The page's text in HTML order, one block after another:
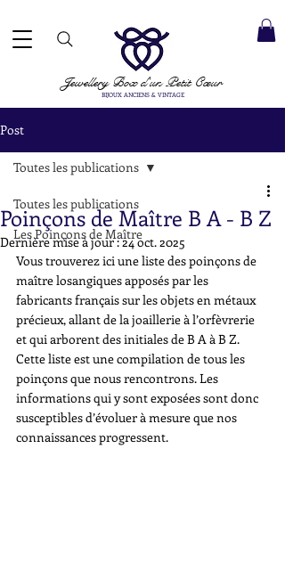
Jewellery Boxd'un Petit Cœur
BIJOUX ANCIENS & VINTAGE
Post
Toutes les publications
Les Poinçons de Maître
Toutes les publications
Poinçons de Maître B A - B Z
Dernière mise à jour :24 oct. 2025
Vous trouverez ici une liste des poinçons de
maître losangiques apposés par les
fabricants français sur les objets en métaux
précieux, allant de la joaillerie à l’orfèvrerie
et qui arborent des initiales de B A à B Z.
Cette liste est une compilation de tous les
poinçons que nous rencontrons. Les
informations qui y sont exposées sont donc
susceptibles d’évoluer à mesure que nos
connaissances progressent.